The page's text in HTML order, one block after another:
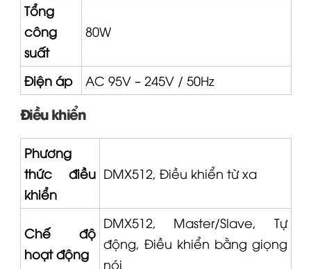
Tổng
công
suất
80W
Điện áp AC 95V – 245V / 50Hz
Điều khiển
Phương
thức điều
khiển
DMX512, Điều khiển từ xa
Chế độ
hoạt động
DMX512, Master/Slave, Tự
động, Điều khiển bằng giọng
nói